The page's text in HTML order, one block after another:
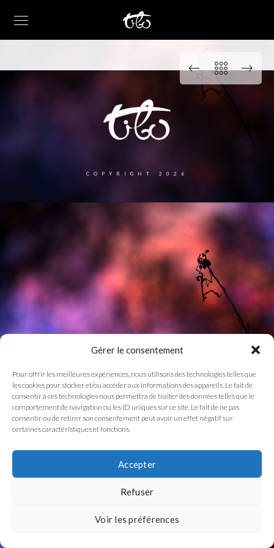
Gérer le consentement
Pour offrir les meilleures expériences, nous utilisons des technologies telles que
les cookies pour stocker et/ou accéder aux informations des appareils. Le fait de
consentir à ces technologies nous permettra de traiter des données telles que le
comportement de navigation ou les ID uniques sur ce site. Le fait de ne pas
consentir ou de retirer son consentement peut avoir un effet négatif sur
certaines caractéristiques et fonctions.
Accepter
Refuser
Voir les préférences
COPYRIGHT 2026